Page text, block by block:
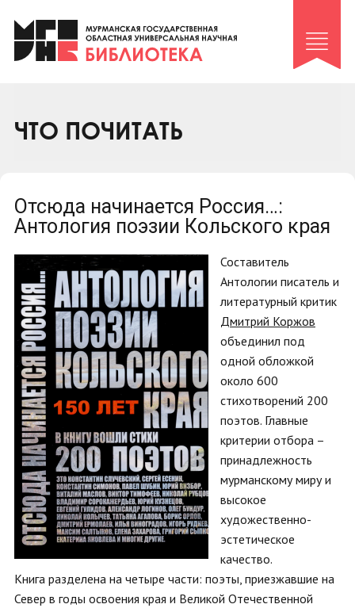
Клуб «Гиря и сельдерей»
Клуб «Семейный архив»
Коллегам
ЧТО ПОЧИТАТЬ
Отсюда начинается Россия…:
Антология поэзии Кольского края
Составитель
Антологии писатель и
литературный критик
Дмитрий Коржов
объединил под
одной обложкой
около 600
стихотворений 200
поэтов. Главные
критерии отбора –
принадлежность
мурманскому миру и
высокое
художественно-
эстетическое
качество.
Книга разделена на четыре части: поэты, приезжавшие на
Север в годы освоения края и Великой Отечественной